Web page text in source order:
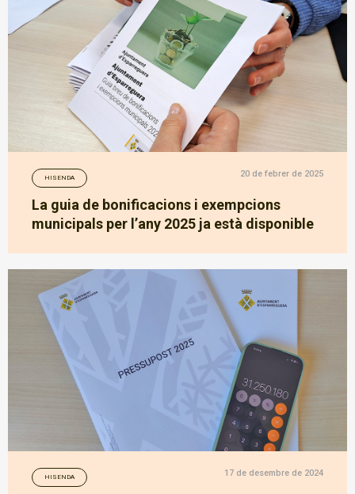
HISENDA 20 de febrer de 2025
La guia de bonificacions i exempcions
municipals per l’any 2025 ja està disponible
HISENDA 17 de desembre de 2024